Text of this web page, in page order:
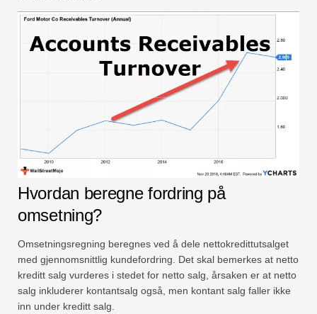
Hvordan beregne fordring på
omsetning?
Omsetningsregning beregnes ved å dele nettokredittutsalget
med gjennomsnittlig kundefordring. Det skal bemerkes at netto
kreditt salg vurderes i stedet for netto salg, årsaken er at netto
salg inkluderer kontantsalg også, men kontant salg faller ikke
inn under kreditt salg.